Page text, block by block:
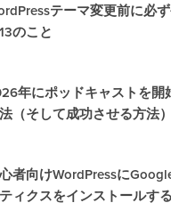
テーマ変更前に必
のこと
年にポッドキャストを開
（そして成功させる方法）
者向けWordPressに
ィクスをインストールす